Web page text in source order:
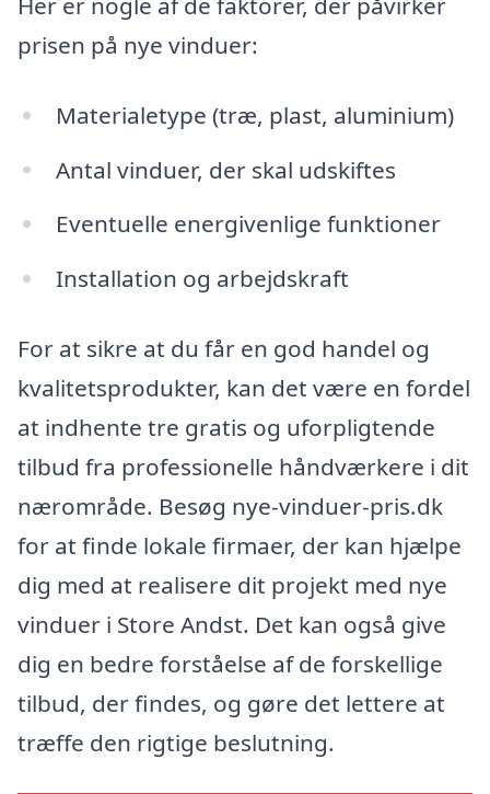
prisen på nye vinduer:
Materialetype (træ, plast, aluminium)
Antal vinduer, der skal udskiftes
Eventuelle energivenlige funktioner
Installation og arbejdskraft
For at sikre at du får en god handel og
kvalitetsprodukter, kan det være en fordel
at indhente tre gratis og uforpligtende
tilbud fra professionelle håndværkere i dit
nærområde. Besøg nye-vinduer-pris.dk
for at finde lokale firmaer, der kan hjælpe
dig med at realisere dit projekt med nye
vinduer i Store Andst. Det kan også give
dig en bedre forståelse af de forskellige
tilbud, der findes, og gøre det lettere at
træffe den rigtige beslutning.